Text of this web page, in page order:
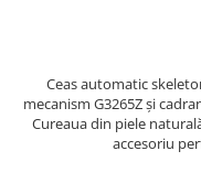
Ceas automatic
mecanism G3265Z și
Cureaua din piele
accesoriu